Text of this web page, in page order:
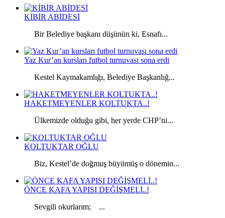
KİBİR ABİDESİ
Bir Belediye başkanı düşünün ki, Esnafı...
Yaz Kur’an kursları futbol turnuvası sona erdi
Kestel Kaymakamlığı, Belediye Başkanlığ...
HAKETMEYENLER KOLTUKTA..!
Ülkemizde olduğu gibi, her yerde CHP’ni...
KOLTUKTAR OĞLU
Biz, Kestel’de doğmuş büyümüş o dönemin...
ÖNCE KAFA YAPISI DEĞİŞMELİ..!
Sevgili okurlarım; ...